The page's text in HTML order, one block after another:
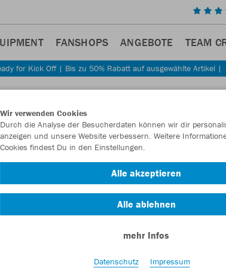
FANSHOPS ANGEBOTE TEAM
for Kick Off | Bis zu 50% Rabatt auf ausgewählte Artikel |
Wir verwenden Cookies
Durch die Analyse der Besucherdaten können wir dir
anzeigen und unsere Website verbessern. Weitere
Cookies findest Du in den Einstellungen.
Alle akzeptieren
Alle ablehnen
mehr Infos
Datenschutz Impressum